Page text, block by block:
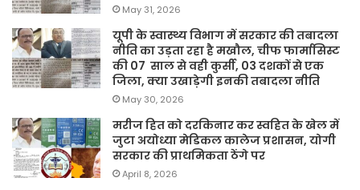
May 31, 2026
यूपी के स्वास्थ्य विभाग में सरकार की तबादला
नीति का उड़ता रहा है मखौल, चीफ फार्मासिस्ट
की 07 साल से वही कुर्सी, 03 दशकों से एक
जिला, क्या उखाड़ेगी इनकी तबादला नीति
May 30, 2026
मरीज हित को दरकिनार कर स्वहित के खेल में
जुटा अयोध्या मेडिकल कालेज प्रशासन, योगी
सरकार की प्राथमिकता ठेंगे पर
April 8, 2026